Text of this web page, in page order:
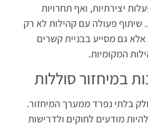
יצירתיות, ואף תחרויות
שיתוף פעולה עם קהילות לא רק
גם מסייע בבניית קשרים
המקומיות.
במיחזור סוללות
בלתי נפרד ממערך המיחזור.
מודעים לחוקים ולדרישות